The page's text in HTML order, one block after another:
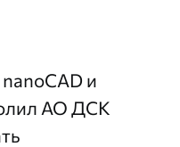
и
АО ДСК